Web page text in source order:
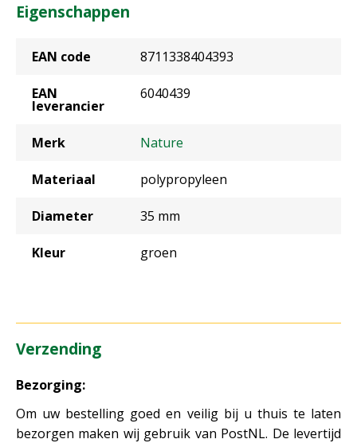
Eigenschappen
EAN code 8711338404393
EAN
leverancier
6040439
Merk Nature
Materiaal polypropyleen
Diameter 35 mm
Kleur groen
Verzending
Bezorging:
Om uw bestelling goed en veilig bij u thuis te laten
bezorgen maken wij gebruik van PostNL. De levertijd